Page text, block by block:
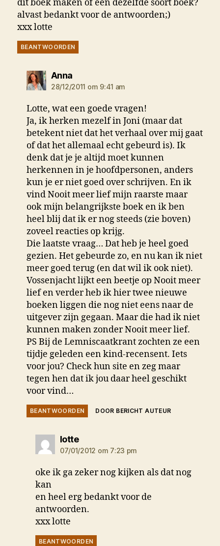
dit boek maken of een dezelfde soort boek?
alvast bedankt voor de antwoorden;)
xxx lotte
BEANTWOORDEN
Annazegt:
28/12/2011 om 9:41 am
Lotte, wat een goede vragen!
Ja, ik herken mezelf in Joni (maar dat
betekent niet dat het verhaal over mij gaat
of dat het allemaal echt gebeurd is). Ik
denk dat je je altijd moet kunnen
herkennen in je hoofdpersonen, anders
kun je er niet goed over schrijven. En ik
vind Nooit meer lief mijn raarste maar
ook mijn belangrijkste boek en ik ben
heel blij dat ik er nog steeds (zie boven)
zoveel reacties op krijg.
Die laatste vraag… Dat heb je heel goed
gezien. Het gebeurde zo, en nu kan ik niet
meer goed terug (en dat wil ik ook niet).
Vossenjacht lijkt een beetje op Nooit meer
lief en verder heb ik hier twee nieuwe
boeken liggen die nog niet eens naar de
uitgever zijn gegaan. Maar die had ik niet
kunnen maken zonder Nooit meer lief.
PS Bij de Lemniscaatkrant zochten ze een
tijdje geleden een kind-recensent. Iets
voor jou? Check hun site en zeg maar
tegen hen dat ik jou daar heel geschikt
voor vind…
BEANTWOORDEN DOOR BERICHT AUTEUR
lottezegt:
07/01/2012 om 7:23 pm
oke ik ga zeker nog kijken als dat nog
kan
en heel erg bedankt voor de
antwoorden.
xxx lotte
BEANTWOORDEN